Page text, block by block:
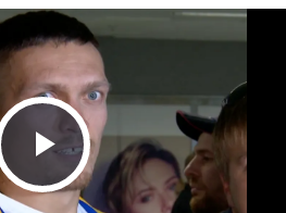
Play Video